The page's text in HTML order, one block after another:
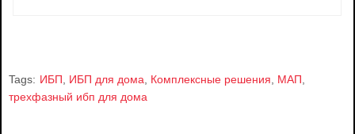
Tags: ИБП ИБП для дома Комплексные решения МАП
трехфазный ибп для дома